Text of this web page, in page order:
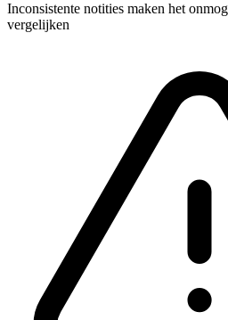
Inconsistente notities maken het
vergelijken